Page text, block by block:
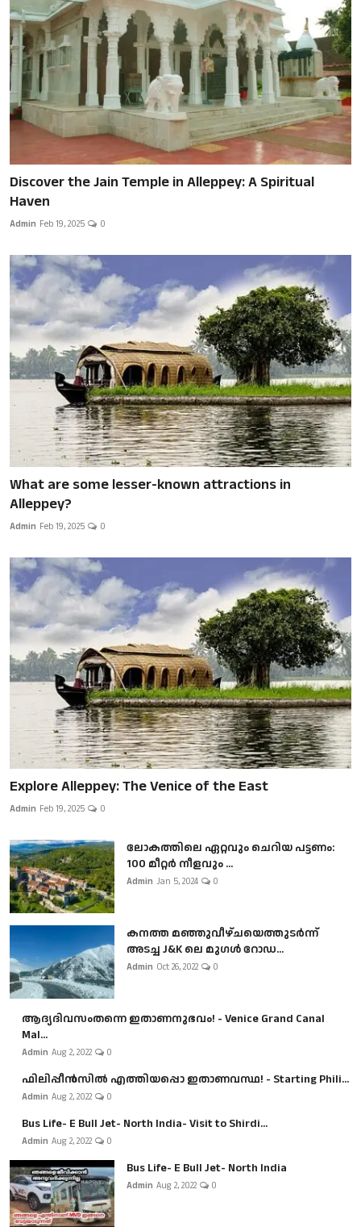
Discover the Jain Temple in Alleppey: A Spiritual
Haven
Admin Feb 19, 2025 0
What are some lesser-known attractions in
Alleppey?
Admin Feb 19, 2025 0
Explore Alleppey: The Venice of the East
Admin Feb 19, 2025 0
ലോകത്തിലെ ഏറ്റവും ചെറിയ പട്ടണം:
100 മീറ്റർ നീളവും ...
Admin Jan 5, 2024 0
കനത്ത മഞ്ഞുവീഴ്ചയെത്തുടർന്ന്
അടച്ച J&K ലെ മുഗൾ റോഡ...
Admin Oct 26, 2022 0
ആദ്യദിവസംതന്നെ ഇതാണനുഭവം! - Venice Grand Canal
Mal...
Admin Aug 2, 2022 0
ഫിലിപ്പീൻസിൽ എത്തിയപ്പൊ ഇതാണവസ്ഥ! - Starting Phili...
Admin Aug 2, 2022 0
Bus Life- E Bull Jet- North India- Visit to Shirdi...
Admin Aug 2, 2022 0
Bus Life- E Bull Jet- North India
Admin Aug 2, 2022 0